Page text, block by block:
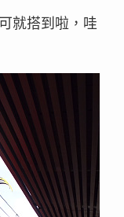
就搭到啦，哇